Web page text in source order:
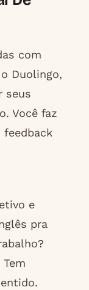
com
Duolingo,
seus
Você faz
feedback
e
pra